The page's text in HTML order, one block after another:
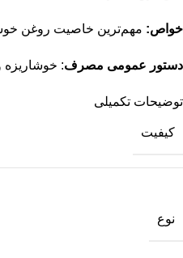
خواص: مهم‌ترین خاصیت روغن
دستور عمومی مصرف: خوشاریزه
توضیحات تکمیلی
کیفیت
نوع